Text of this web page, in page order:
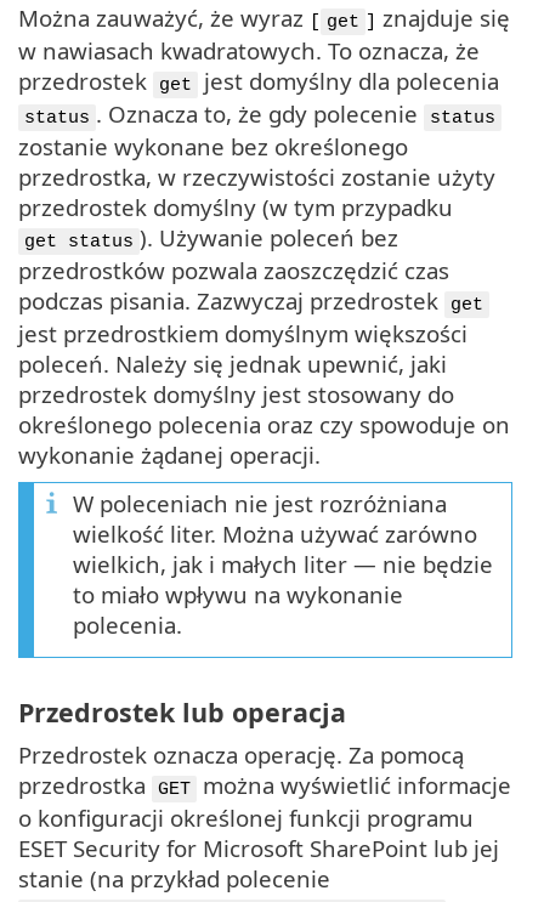
Można zauważyć, że wyraz
get
znajduje się
w nawiasach kwadratowych. To oznacza, że
przedrostek
get jest domyślny dla polecenia
status . Oznacza to, że gdy polecenie status
zostanie wykonane bez określonego
przedrostka, w rzeczywistości zostanie użyty
przedrostek domyślny (w tym przypadku
get status ). Używanie poleceń bez
przedrostków pozwala zaoszczędzić czas
podczas pisania. Zazwyczaj przedrostek
get
jest przedrostkiem domyślnym większości
poleceń. Należy się jednak upewnić, jaki
przedrostek domyślny jest stosowany do
określonego polecenia oraz czy spowoduje on
wykonanie żądanej operacji.
W poleceniach nie jest rozróżniana
wielkość liter. Można używać zarówno
wielkich, jak i małych liter — nie będzie
to miało wpływu na wykonanie
polecenia.
Przedrostek lub operacja
Przedrostek oznacza operację. Za pomocą
przedrostka
GET
można wyświetlić informacje
o konfiguracji określonej funkcji programu
ESET Security for Microsoft SharePoint lub jej
stanie (na przykład polecenie